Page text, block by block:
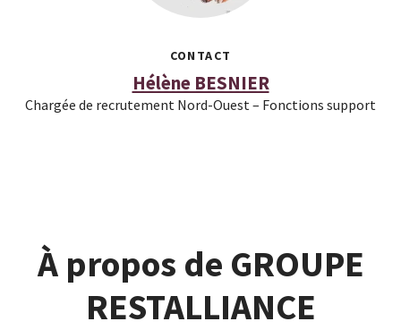
CONTACT
Hélène BESNIER
Chargée de recrutement Nord-Ouest – Fonctions support
À propos de GROUPE
RESTALLIANCE